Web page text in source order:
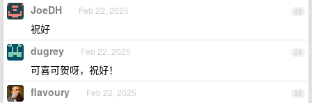
23
JoeDH Feb 22, 2025
祝好
24
dugrey Feb 22, 2025
可喜可贺呀，祝好！
25
flavoury Feb 22, 2025